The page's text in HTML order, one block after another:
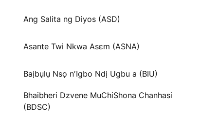
Ang Salita ng Diyos (ASD)
Asante Twi Nkwa Asɛm (ASNA)
Baịbụlụ Nsọ nʼIgbo Ndị Ugbu a (BIU)
Bhaibheri Dzvene MuChiShona Chanhasi
(BDSC)